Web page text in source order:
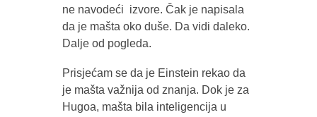
ne navodeći izvore. Čak je napisala
da je mašta oko duše. Da vidi daleko.
Dalje od pogleda.
Prisjećam se da je Einstein rekao da
je mašta važnija od znanja. Dok je za
Hugoa, mašta bila inteligencija u